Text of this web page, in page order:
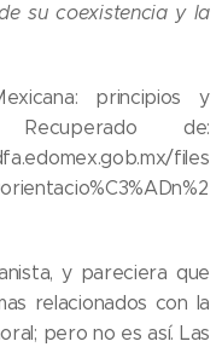
su coexistencia y la
principios y
Recuperado de:
files
y pareciera que
relacionados con la
pero no es así. Las